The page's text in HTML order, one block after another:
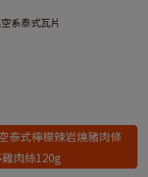
系泰式瓦片
泰式檸檬辣岩燒豬肉條
肉絲120g